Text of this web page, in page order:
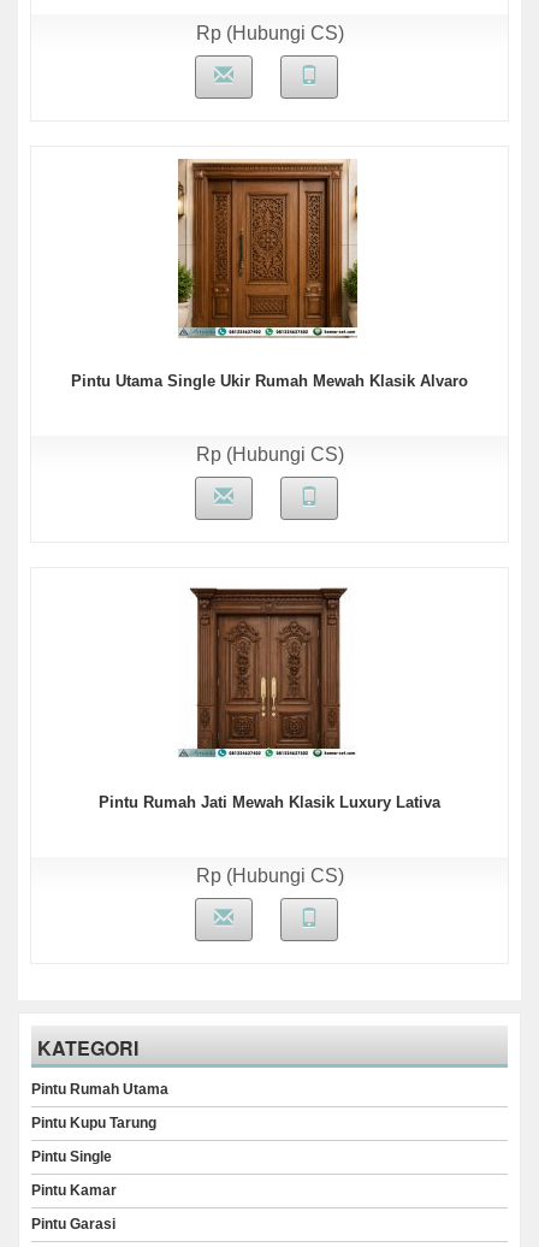
Rp (Hubungi CS)
Pintu Utama Single Ukir Rumah Mewah Klasik Alvaro
Rp (Hubungi CS)
Pintu Rumah Jati Mewah Klasik Luxury Lativa
Rp (Hubungi CS)
KATEGORI
Pintu Rumah Utama
Pintu Kupu Tarung
Pintu Single
Pintu Kamar
Pintu Garasi